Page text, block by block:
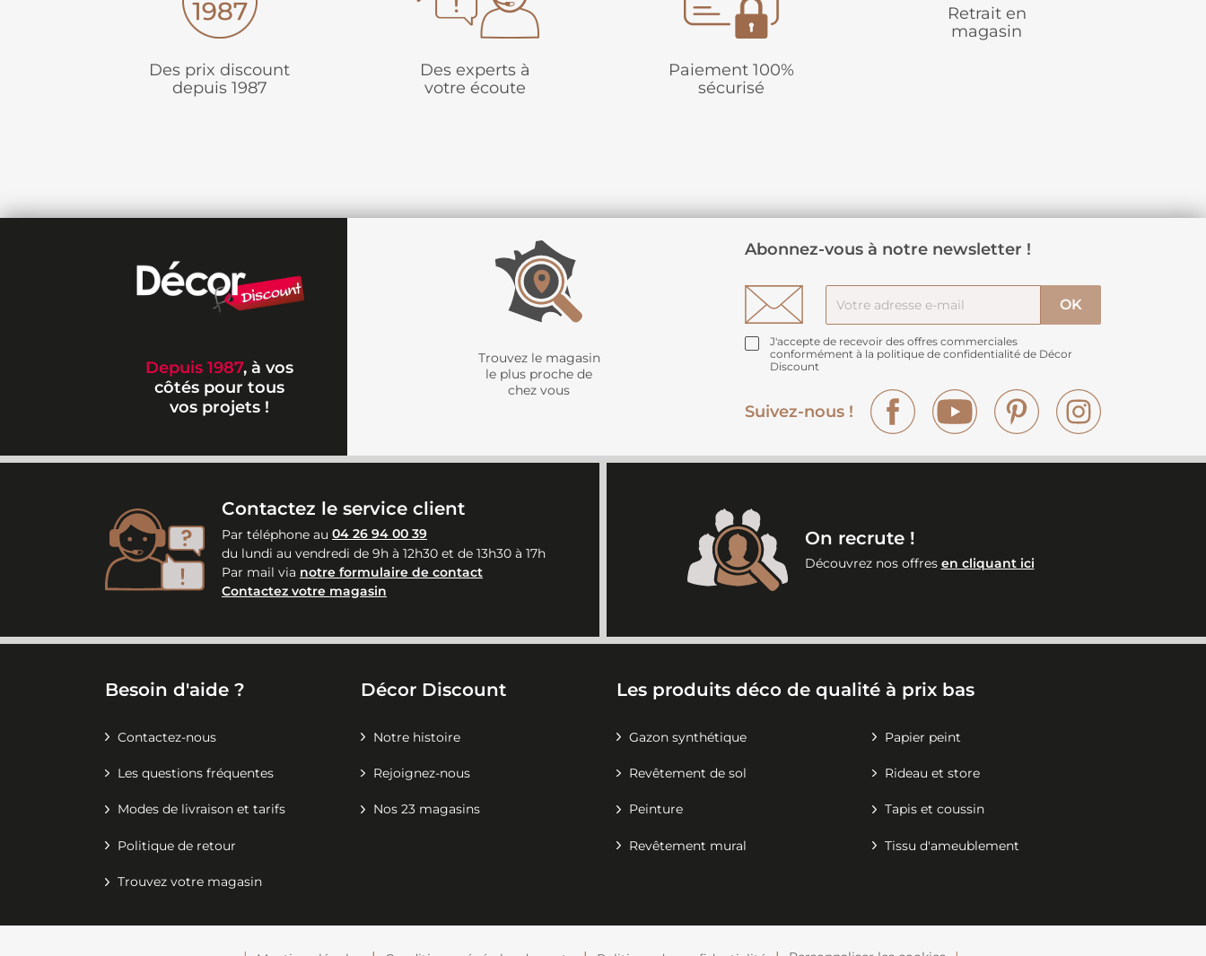
Des prix discount
depuis 1987
Des experts à
votre écoute
Paiement 100%
sécurisé
Retrait en
magasin
Depuis 1987, à vos
côtés pour tous
vos projets !
Trouvez le magasin
le plus proche de
chez vous
Abonnez-vous à notre newsletter !
J'accepte de recevoir des offres commerciales
conformément à la politique de confidentialité de Décor
Discount
Suivez-nous !
Facebook YouTube Pinterest
Contactez le service client
Par téléphone au 04 26 94 00 39
du lundi au vendredi de 9h à 12h30 et de 13h30 à 17h
Par mail via notre formulaire de contact
Contactez votre magasin
On recrute !
Découvrez nos offres en cliquant ici
Besoin d'aide ?
Contactez-nous
Les questions fréquentes
Modes de livraison et tarifs
Politique de retour
Trouvez votre magasin
Décor Discount
Notre histoire
Rejoignez-nous
Nos 23 magasins
Les produits déco de qualité à prix bas
Gazon synthétique Papier peint
Revêtement de sol Rideau et store
Peinture Tapis et coussin
Revêtement mural Tissu d'ameublement